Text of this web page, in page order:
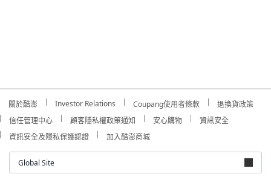
關於酷澎 Investor Relations Coupang使用者條款
退換貨政策
信任管理中心
顧客隱私權政策通知 安心購物
資訊安全
資訊安全及隱私保護認證
加入酷澎商城
Global Site